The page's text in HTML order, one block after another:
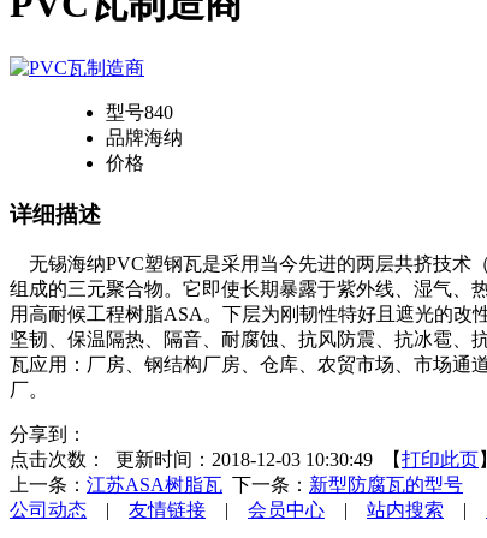
型号840
品牌海纳
价格
详细描述
无锡海纳PVC塑钢瓦是采用当今先进的两层共挤技术
组成的三元聚合物。它即使长期暴露于紫外线、湿气、
用高耐候工程树脂ASA。下层为刚韧性特好且遮光的改
坚韧、保温隔热、隔音、耐腐蚀、抗风防震、抗冰雹、
瓦应用：厂房、钢结构厂房、仓库、农贸市场、市场
厂。
分享到：
点击次数：
更新时间：2018-12-03 10:30:49 【打印此页
上一条： 江苏ASA树脂瓦 下一条： 新型防腐瓦的型号
公司动态
友情链接 会员中心 站内搜索